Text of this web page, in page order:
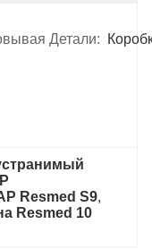
Детали:
Resmed S9,
Resmed 10